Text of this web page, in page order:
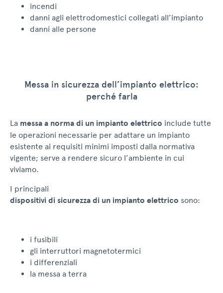
incendi
danni agli elettrodomestici collegati all’impianto
danni alle persone
Messa in sicurezza dell’impianto elettrico:
perché farla
La messa a norma di un impianto elettrico include tutte
le operazioni necessarie per adattare un impianto
esistente ai requisiti minimi imposti dalla normativa
vigente; serve a rendere sicuro l’ambiente in cui
viviamo.
I principali
dispositivi di sicurezza di un impianto elettrico sono:
i fusibili
gli interruttori magnetotermici
i differenziali
la messa a terra